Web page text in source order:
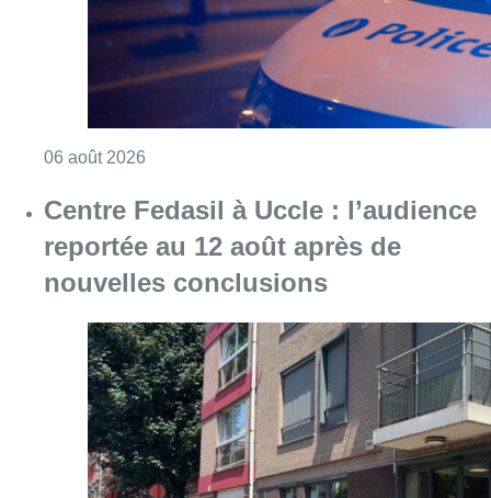
06 août 2026Consulter l'article "Centre Fedasil à Uccle :
Sécheresse : attention aux chutes
de branches en forêt